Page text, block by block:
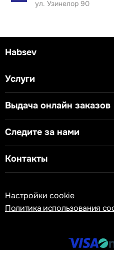
конференций,
сигнала.
Технические
- Тип устройства: HDMI
крепления KS Keystone
ул. Узинелор 90
Habsev
Услуги
Выдача онлайн заказов
Следите за нами
Контакты
Настройки cookie
Политика использования